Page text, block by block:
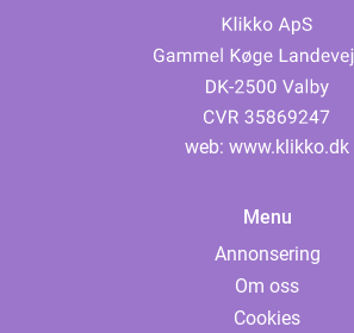
web: www.klikko.dk
Menu
Annonsering
Om oss
Cookies